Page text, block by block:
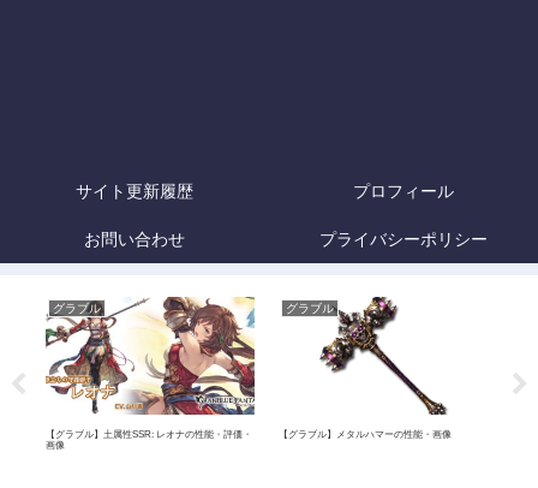
サイト更新履歴 プロフィール
お問い合わせ プライバシーポリシー
グラブル
【グラブル】土属性SSR: レオナの性能・評価・
画像
グラブル
【グラブル】メタルハマーの性能・画像